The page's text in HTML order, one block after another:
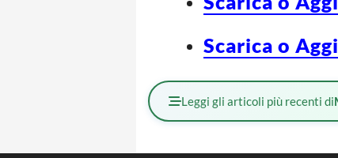
Scarica o
Leggi gli articoli più recenti di